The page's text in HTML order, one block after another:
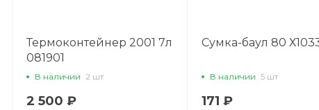
Термоконтейнер 2001 7л
081901
В наличии 2 шт
2 500 ₽
Сумка-баул 80
В наличии 5 шт
171 ₽